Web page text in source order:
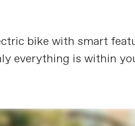
bike with smart
everything is within